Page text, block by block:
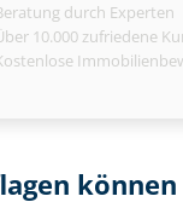
durch Experten
10.000 zufriedene